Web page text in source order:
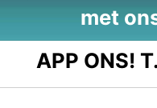
met
APP ONS! T.